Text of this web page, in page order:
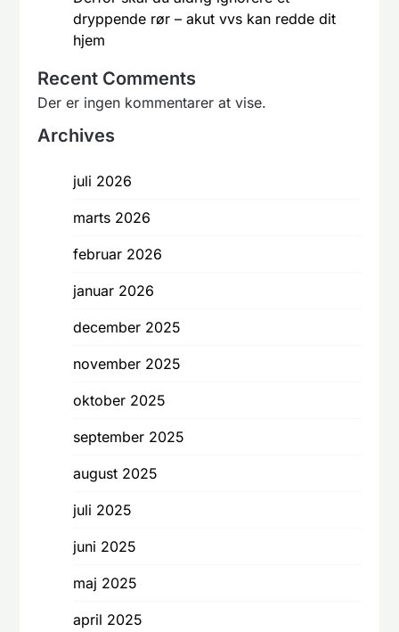
dryppende rør – akut vvs kan redde dit
hjem
Recent Comments
Der er ingen kommentarer at vise.
Archives
juli 2026
marts 2026
februar 2026
januar 2026
december 2025
november 2025
oktober 2025
september 2025
august 2025
juli 2025
juni 2025
maj 2025
april 2025